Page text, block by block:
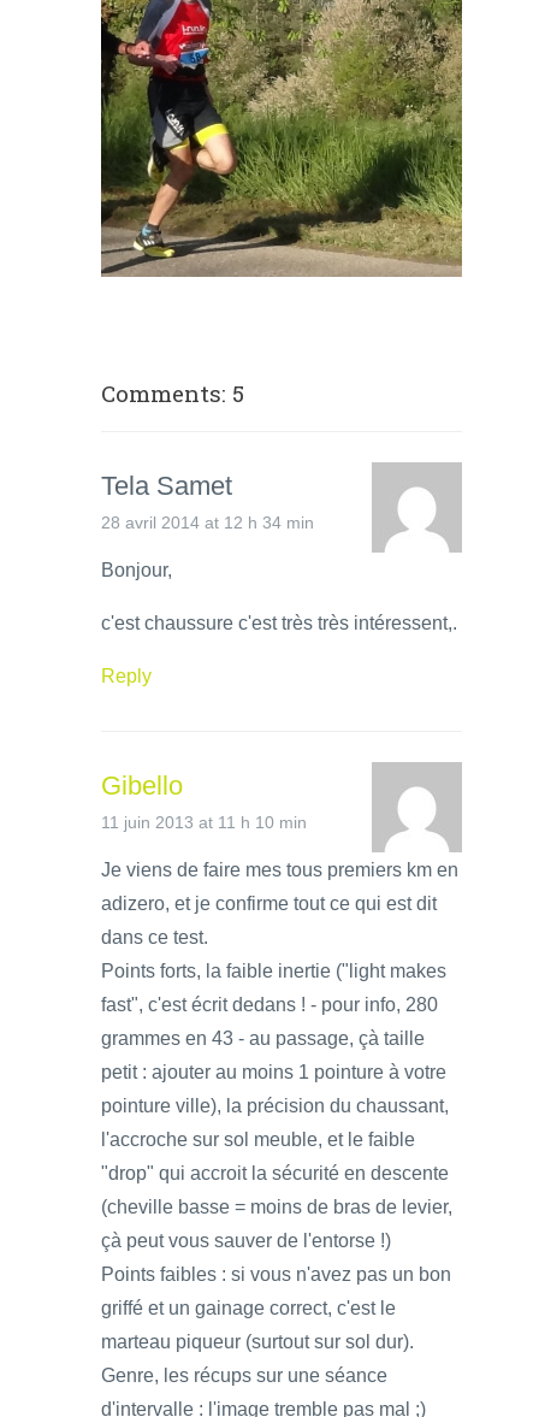
Comments: 5
Tela Samet
28 avril 2014 at 12 h 34 min
Bonjour,
c'est chaussure c'est très très intéressent,.
Reply
Gibello
11 juin 2013 at 11 h 10 min
Je viens de faire mes tous premiers km en
adizero, et je confirme tout ce qui est dit
dans ce test.
Points forts, la faible inertie ("light makes
fast", c'est écrit dedans ! - pour info, 280
grammes en 43 - au passage, çà taille
petit : ajouter au moins 1 pointure à votre
pointure ville), la précision du chaussant,
l'accroche sur sol meuble, et le faible
"drop" qui accroit la sécurité en descente
(cheville basse = moins de bras de levier,
çà peut vous sauver de l'entorse !)
Points faibles : si vous n'avez pas un bon
griffé et un gainage correct, c'est le
marteau piqueur (surtout sur sol dur).
Genre, les récups sur une séance
d'intervalle : l'image tremble pas mal ;)